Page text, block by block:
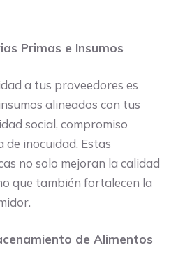
Primas e Insumos
a tus proveedores es
alineados con tus
social, compromiso
inocuidad. Estas
no solo mejoran la calidad
que también fortalecen la
de Alimentos